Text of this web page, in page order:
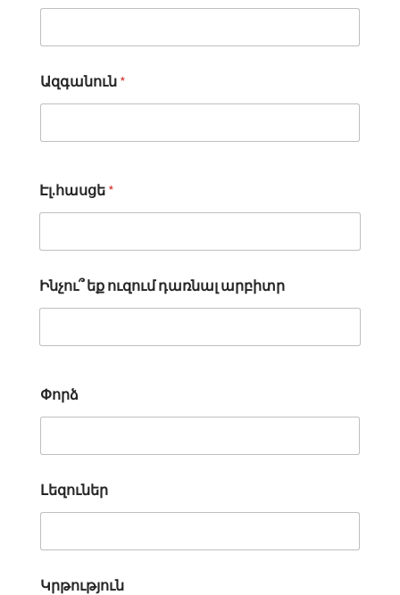
Հայերեն
Ազգանուն *
Էլ.հասցե *
Ինչու՞ եք ուզում դառնալ արբիտր
Փորձ
Լեզուներ
Կրթություն